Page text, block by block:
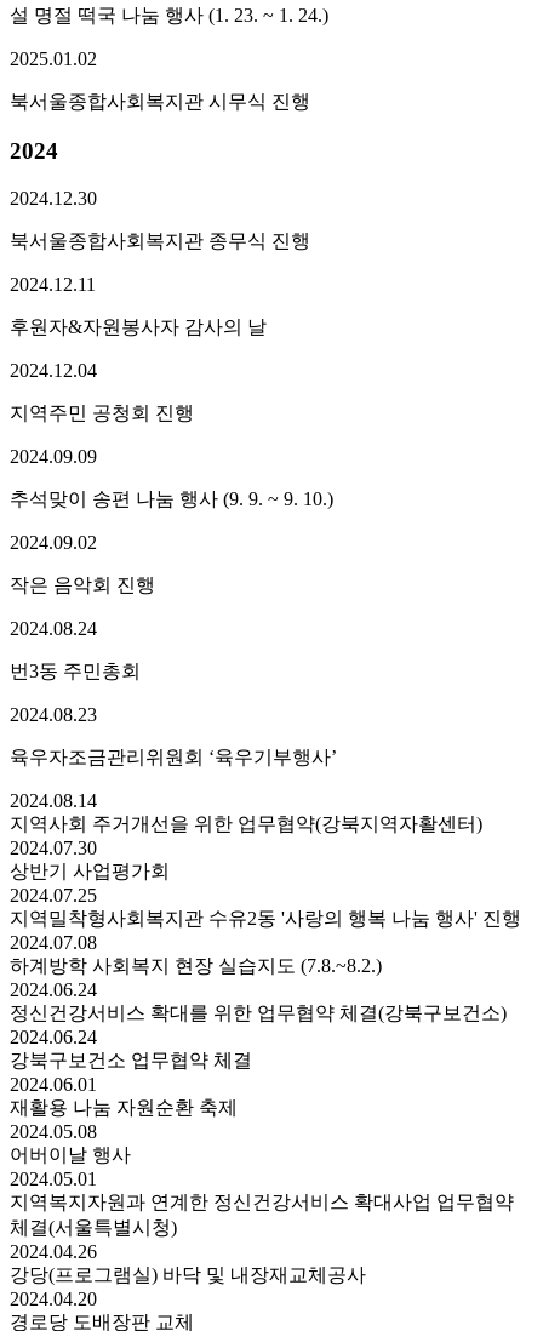
설 명절 떡국 나눔 행사 (1. 23. ~ 1. 24.)
2025.01.02
북서울종합사회복지관 시무식 진행
2024
2024.12.30
북서울종합사회복지관 종무식 진행
2024.12.11
후원자&자원봉사자 감사의 날
2024.12.04
지역주민 공청회 진행
2024.09.09
추석맞이 송편 나눔 행사 (9. 9. ~ 9. 10.)
2024.09.02
작은 음악회 진행
2024.08.24
번3동 주민총회
2024.08.23
육우자조금관리위원회 ‘육우기부행사’
2024.08.14
지역사회 주거개선을 위한 업무협약(강북지역자활센터)
2024.07.30
상반기 사업평가회
2024.07.25
지역밀착형사회복지관 수유2동 '사랑의 행복 나눔 행사' 진행
2024.07.08
하계방학 사회복지 현장 실습지도 (7.8.~8.2.)
2024.06.24
정신건강서비스 확대를 위한 업무협약 체결(강북구보건소)
2024.06.24
강북구보건소 업무협약 체결
2024.06.01
재활용 나눔 자원순환 축제
2024.05.08
어버이날 행사
2024.05.01
지역복지자원과 연계한 정신건강서비스 확대사업 업무협약
체결(서울특별시청)
2024.04.26
강당(프로그램실) 바닥 및 내장재교체공사
2024.04.20
경로당 도배장판 교체